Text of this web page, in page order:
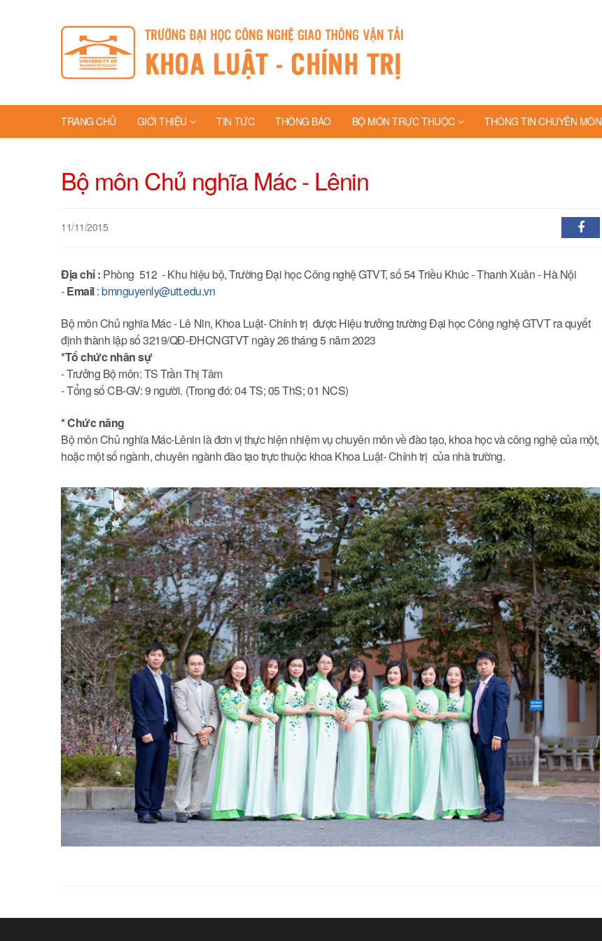
TRANG CHỦ GIỚI THIỆU TIN TỨC THÔNG BÁO BỘ MÔN TRỰC THUỘC THÔNG TIN CHUYÊN MÔN
Bộ môn Chủ nghĩa Mác - Lênin
11/11/2015
Địa chỉ : Phòng 512 - Khu hiệu bộ, Trường Đại học Công nghệ GTVT, số 54 Triều Khúc - Thanh Xuân - Hà Nội
-Email:bmnguyenly@utt.edu.vn
Bộ môn Chủ nghĩa Mác - Lê Nin, Khoa Luật- Chính trị được Hiệu trưởng trường Đại học Công nghệ GTVT ra quyết
định thành lập số 3219/QĐ-ĐHCNGTVT ngày 26 tháng 5 năm 2023
*Tổ chức nhân sự
- Trưởng Bộ môn: TS Trần Thị Tâm
- Tổng số CB-GV: 9 người. (Trong đó: 04 TS; 05 ThS; 01 NCS)
* Chức năng
Bộ môn Chủ nghĩa Mác-Lênin là đơn vị thực hiện nhiệm vụ chuyên môn về đào tạo, khoa học và công nghệ của một,
hoặc một số ngành, chuyên ngành đào tạo trực thuộc khoa Khoa Luật- Chính trị của nhà trường.